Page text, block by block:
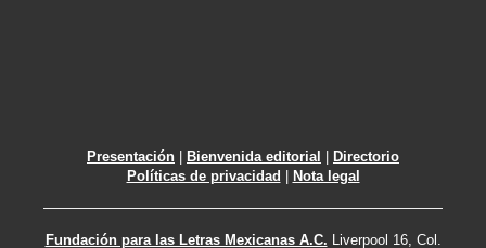
Presentación | Bienvenida editorial | Directorio
Políticas de privacidad | Nota legal
Fundación para las Letras Mexicanas A.C. Liverpool 16, Col.